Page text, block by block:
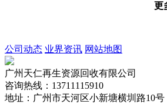
更
公司动态 业界资讯 网站地图
广州天仁再生资源回收有限公司
咨询热线：13711115910
地址：广州市天河区小新塘横圳路10号